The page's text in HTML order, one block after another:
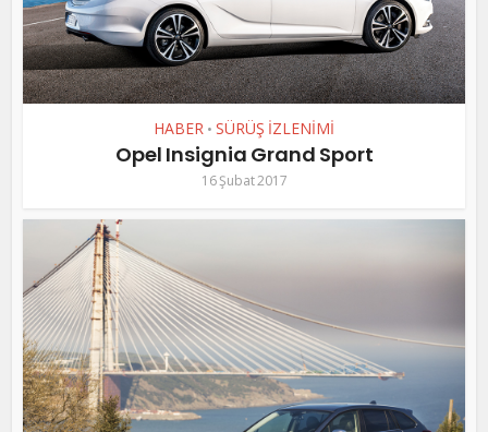
HABER • SÜRÜŞ İZLENİMİ
Opel Insignia Grand Sport
16 Şubat 2017